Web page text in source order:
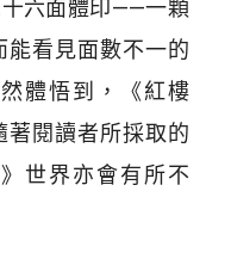
六面體印——一顆
能看見面數不一的
體悟到，《紅樓
著閱讀者所採取的
世界亦會有所不